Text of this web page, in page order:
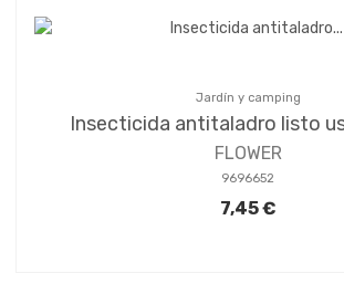
Jardín y camping
Insecticida antitaladro listo
FLOWER
9696652
7,45 €